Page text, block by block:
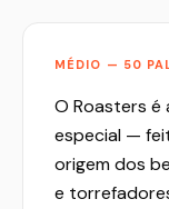
MÉDIO — 50
O Roasters
especial —
origem dos
e